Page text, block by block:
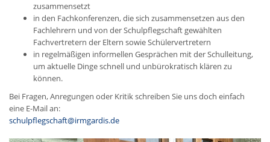
zusammensetzt
in den Fachkonferenzen, die sich zusammensetzen aus den
Fachlehrern und von der Schulpflegschaft gewählten
Fachvertretern der Eltern sowie Schülervertretern
in regelmäßigen informellen Gesprächen mit der Schulleitung,
um aktuelle Dinge schnell und unbürokratisch klären zu
können.
Bei Fragen, Anregungen oder Kritik schreiben Sie uns doch einfach
eine E-Mail an:
schulpflegschaft@irmgardis.de